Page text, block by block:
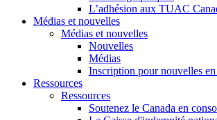
L’adhésion aux TUAC
Médias et nouvelles
Médias et nouvelles
Nouvelles
Médias
Inscription pour nouvelles
Ressources
Ressources
Soutenez le Canada en